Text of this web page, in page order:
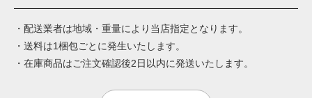
・配送業者は地域・重量により当店指定となります。
・送料は1梱包ごとに発生いたします。
・在庫商品はご注文確認後2日以内に発送いたします。